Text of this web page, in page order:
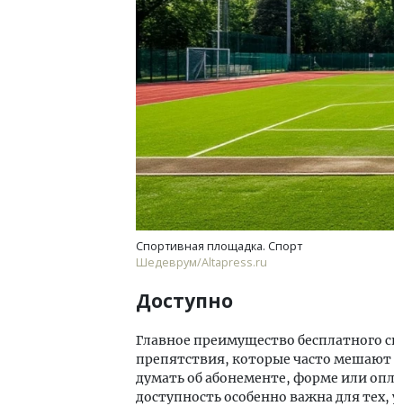
Спортивная площадка. Спорт
Шедеврум/Altapress.ru
Доступно
Главное преимущество бесплатного
препятствия, которые часто мешают
думать об абонементе, форме или
доступность особенно важна для
Архитектурный код начинается с
земли. Мощение крупноформатными
плитами становится новым
стандартом благоустройства
СТРОИТЕЛЬСТВО